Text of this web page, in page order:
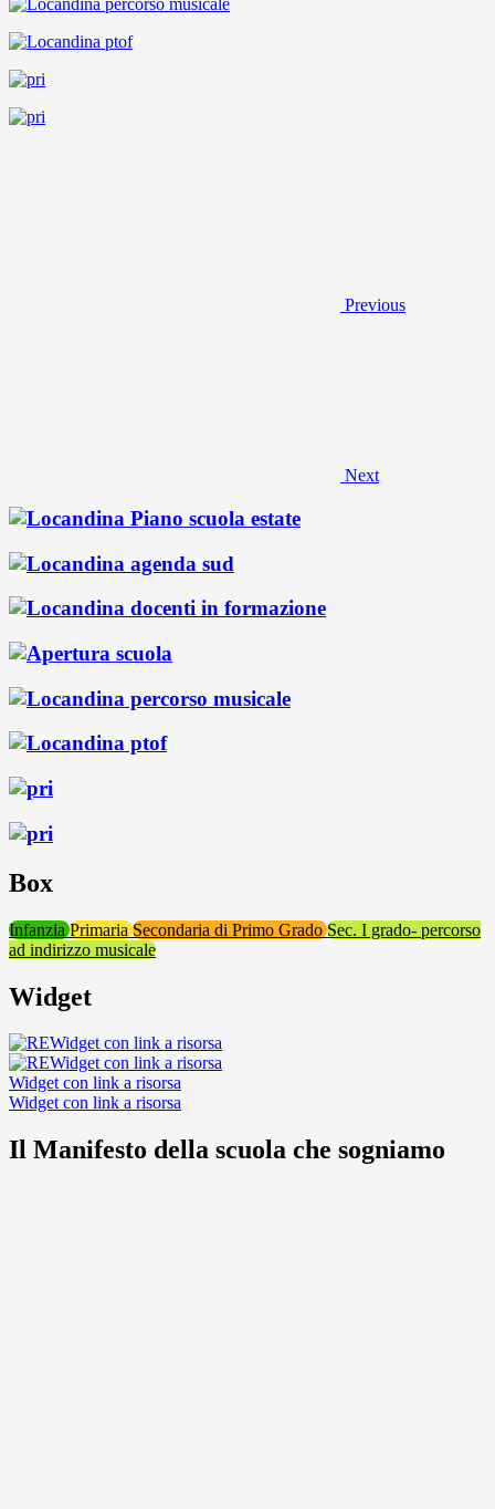
Previous
Next
Box
InfanziaPrimariaSecondaria di Primo GradoSec. I grado- percorso
ad indirizzo musicale
Widget
Widget con link a risorsa
Widget con link a risorsa
Widget con link a risorsa
Widget con link a risorsa
Il Manifesto della scuola che sogniamo